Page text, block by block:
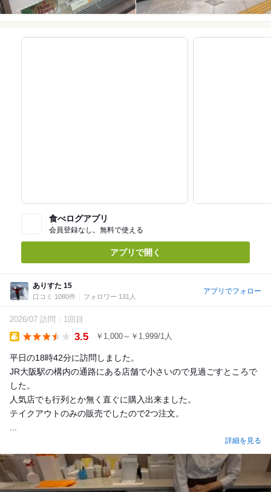
食べログアプリ
会員登録なし。無料で使える
アプリで開く
ありすた 15
口コミ 1080件 フォロワー 131人
アプリでフォロー
2026/07 訪問 1回目
3.5 ￥1,000～￥1,999/1人
平日の18時42分に訪問しました。
JR大阪駅の構内の通路にある店舗で小さいので見過ごすところで
した。
人気店でも行列とか無く直ぐに購入出来ました。
テイクアウトのみの販売でしたので2つ注文。
詳細を見る